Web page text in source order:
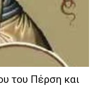
του Πέρση και